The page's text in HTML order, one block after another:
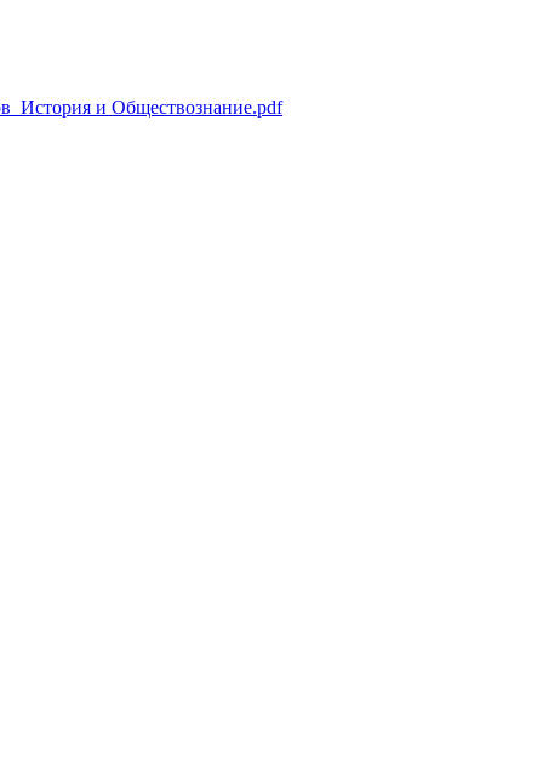
и Обществознание.pdf